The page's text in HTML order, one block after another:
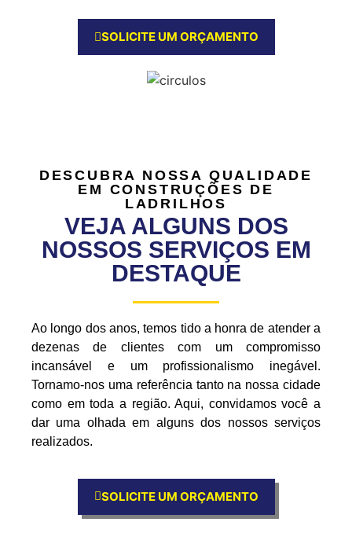
SOLICITE UM ORÇAMENTO
DESCUBRA NOSSA QUALIDADE
EM CONSTRUÇÕES DE
LADRILHOS
VEJA ALGUNS DOS
NOSSOS SERVIÇOS EM
DESTAQUE
Ao longo dos anos, temos tido a honra de atender a
dezenas de clientes com um compromisso
incansável e um profissionalismo inegável.
Tornamo-nos uma referência tanto na nossa cidade
como em toda a região. Aqui, convidamos você a
dar uma olhada em alguns dos nossos serviços
realizados.
SOLICITE UM ORÇAMENTO